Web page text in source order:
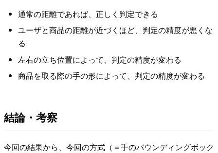
通常の距離であれば、正しく判定できる
ユーザと商品の距離が近づくほど、判定の精度が悪くな
る
左右の立ち位置によって、判定の精度が変わる
商品を取る際の手の形によって、判定の精度が変わる
結論・考察
今回の結果から、今回の方式（＝手のバウンディングボック